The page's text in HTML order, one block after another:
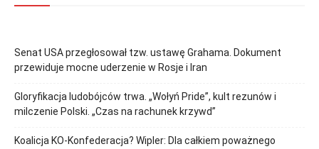
Senat USA przegłosował tzw. ustawę Grahama. Dokument
przewiduje mocne uderzenie w Rosje i Iran
Gloryfikacja ludobójców trwa. „Wołyń Pride”, kult rezunów i
milczenie Polski. „Czas na rachunek krzywd”
Koalicja KO-Konfederacja? Wipler: Dla całkiem poważnego